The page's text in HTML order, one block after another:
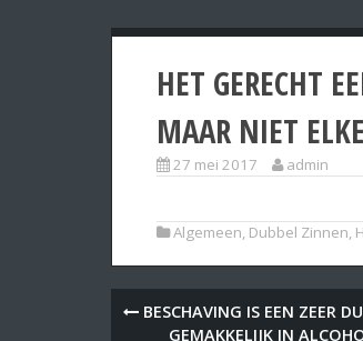
HET GERECHT
MAAR NIET
27 mei 2017 admin
Algemeen, Dubbel Zinnen,
BESCHAVING IS EEN ZEER
GEMAKKELIJK IN